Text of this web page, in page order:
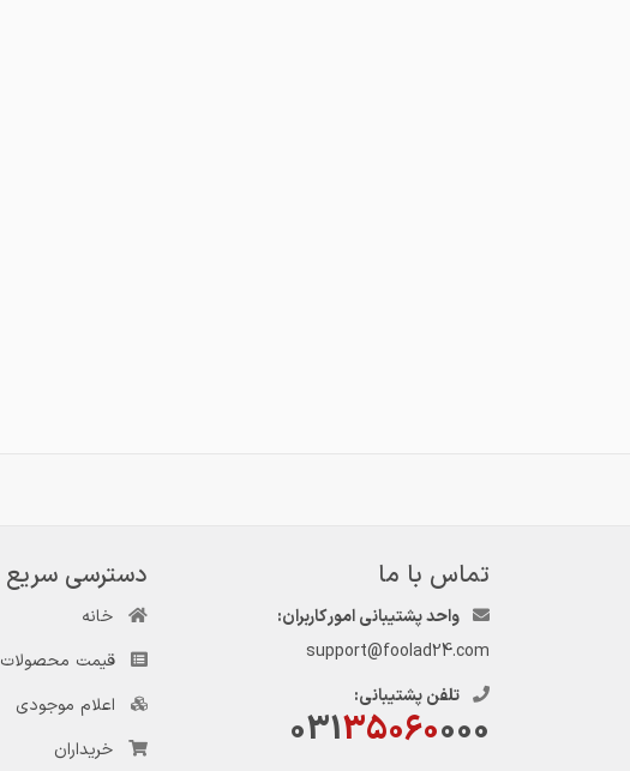
تماس با ما
واحد پشتیبانی امور کاربران:
support@foolad24.com
تلفن پشتیبانی:
03135060000
دسترسی سریع
خانه
قیمت محصولات
اعلام موجودی
خریداران